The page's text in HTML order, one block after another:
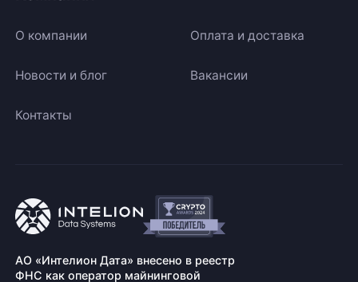
О компании Оплата и доставка
Новости и блог Вакансии
Контакты
АО «Интелион Дата» внесено в реестр
ФНС как оператор майнинговой